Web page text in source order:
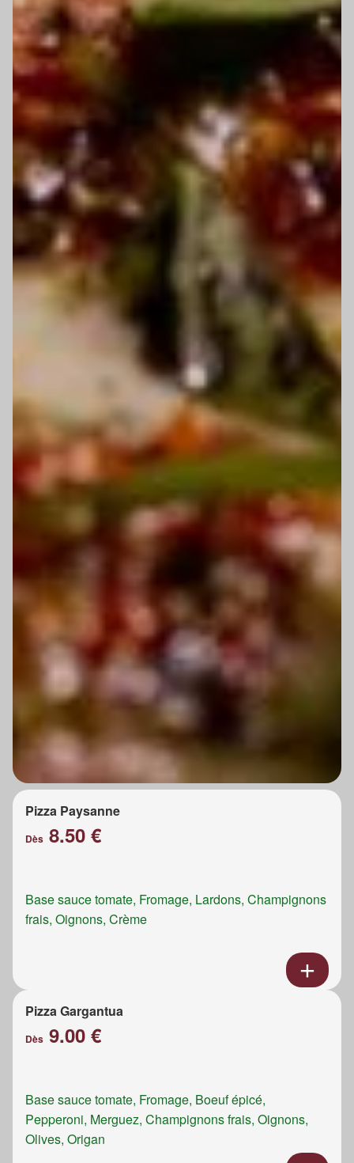
Pizza Paysanne
Dès 8.50 €
Base sauce tomate, Fromage, Lardons, Champignons
frais, Oignons, Crème
Pizza Gargantua
Dès 9.00 €
Base sauce tomate, Fromage, Boeuf épicé,
Pepperoni, Merguez, Champignons frais, Oignons,
Olives, Origan